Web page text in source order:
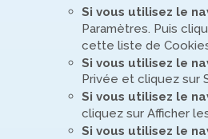
Si vous utilisez le
Paramètres. Puis
cette liste de
Si vous utilisez le
Privée et cliquez sur
Si vous utilisez le
cliquez sur Afficher
Si vous utilisez le